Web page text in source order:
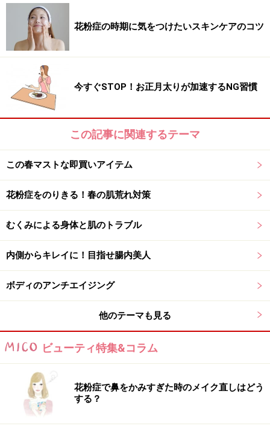
130g×２本 3,675円／資生堂プロフェッショナル
＊外部サイト
http://www.pro.shiseido.co.jp/
※記事内容は執筆時点のものです。最新の内容をご確認くださ
※個人の体質、また、誤った方法による実践に起因して肌荒れや
不調を引き起こす場合があります。実践の際には、必ず自身の体
質及び健康状態を十分に考慮し、正しい方法で行ってください。
また、全ての方への有効性を保証するものではありません。
花粉症の時期に気をつけたいスキンケアのコツ
今すぐSTOP！お正月太りが加速するNG習慣
この記事に関連するテーマ
この春マストな即買いアイテム
花粉症をのりきる！春の肌荒れ対策
むくみによる身体と肌のトラブル
内側からキレイに！目指せ腸内美人
ボディのアンチエイジング
他のテーマも見る
ビューティ特集&コラム
花粉症で鼻をかみすぎた時のメイク直しはどう
する？